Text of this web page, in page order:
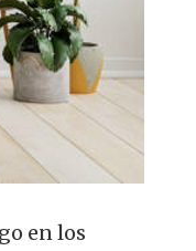
en los